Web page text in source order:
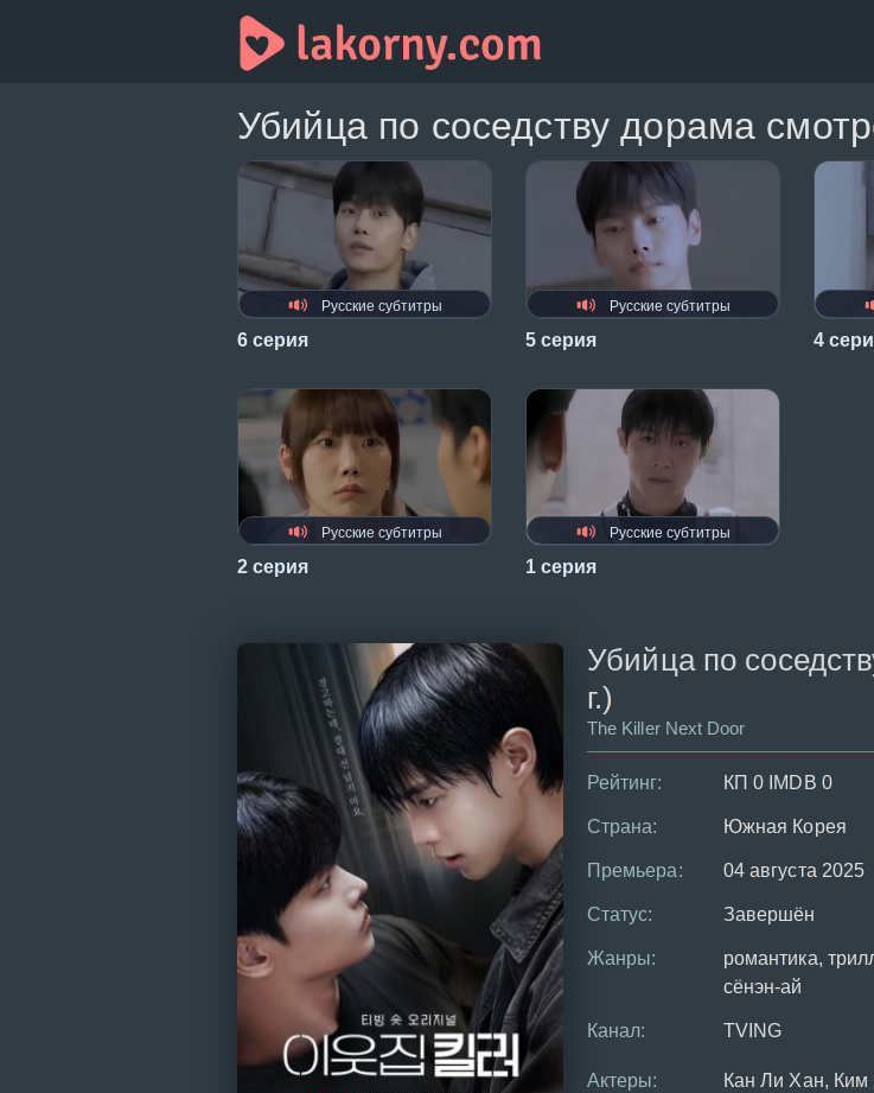
Убийца по соседству дорама
Русские субтитры
6 серия
Русские субтитры
5 серия 4
Русские субтитры
2 серия
Русские субтитры
1 серия
Убийца по
г.)
The Killer Next Door
Рейтинг: КП 0 IMDB 0
Страна: Южная Корея
Премьера: 04 августа 2025
Статус: Завершён
Жанры:
романтика,
сёнэн-ай
Канал: TVING
Актеры: Кан Ли Хан,